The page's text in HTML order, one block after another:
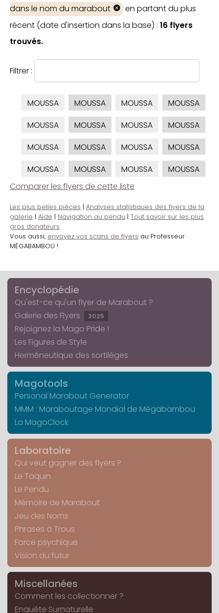
dans le nom du marabout
en partant du plus
récent (date d'insertion dans la base) : 16 flyers
trouvés.
Filtrer :
MOUSSA MOUSSA MOUSSA
MOUSSA
MOUSSA
MOUSSA MOUSSA
MOUSSA
MOUSSA
MOUSSA MOUSSA
MOUSSA
MOUSSA
MOUSSA MOUSSA
MOUSSA
Comparer les flyers de cette liste
Les plus belles pièces | Analyses statistiques des flyers de la
galerie | Aide | Navigation au pendu | Tout savoir sur les plus
gros donateurs
Vous aussi, envoyez vos scans de flyers au Professeur
MÉGABAMBOU !
Encyclopédie
Qu'est-ce qu'un flyer de Marabout ?
Galerie des Flyers
3025
Rejoignez la Mago Pride !
Les Figures de Style
Herméneutique des sortilèges
Magotools
Personal Marabout Generator
MMM : Maraboutage Mondial de Mégabambou
La MagoClock
Laboratoire
Qui veut gagner des flyers ?
Le Taquin
Le Pendu
Mémoire de Marabout
Jeu des Noms
Phrases à Trous
Force psychique
Vision du futur
Miscellanées
Comment les collectionner ?
Enquête Surnaturelle